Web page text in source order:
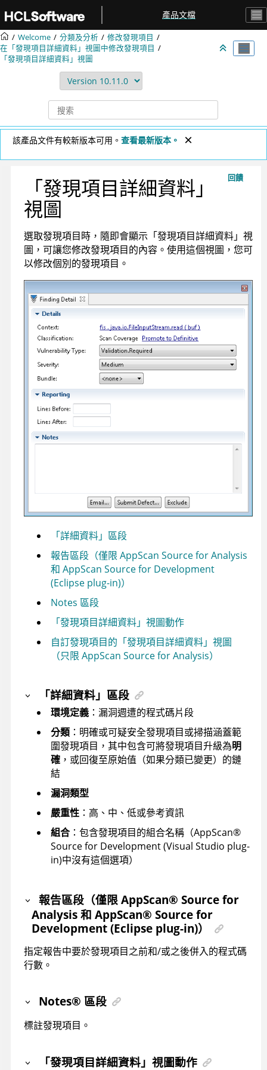
產品文檔
Welcome 分類及分析
修改發現項目
在「發現項目詳細資料」視圖中修改發現項目
「發現項目詳細資料」視圖
該產品文件有較新版本可用。 查看最新版本。
回饋
「發現項目詳細資料」
視圖
選取發現項目時，隨即會顯示「發現項目詳細資料」視
圖，可讓您修改發現項目的內容。使用這個視圖，您可
以修改個別的發現項目。
「詳細資料」區段
報告區段（僅限 AppScan Source for Analysis
和 AppScan Source for Development
(Eclipse plug-in)）
Notes 區段
「發現項目詳細資料」視圖動作
自訂發現項目的「發現項目詳細資料」視圖
（只限 AppScan Source for Analysis）
「詳細資料」區段
環境定義 ：漏洞週遭的程式碼片段
分類 ：明確或可疑安全發現項目或掃描涵蓋範
圍發現項目，其中包含可將發現項目升級為明
確 ，或回復至原始值（如果分類已變更）的鏈
結
漏洞類型
嚴重性 ：高、中、低或參考資訊
組合 ：包含發現項目的組合名稱（AppScan®
Source for Development (Visual Studio plug-
in)中沒有這個選項）
報告區段（僅限AppScan® Source for
Analysis 和AppScan® Source for
Development (Eclipse plug-in)）
指定報告中要於發現項目之前和/或之後併入的程式碼
行數。
Notes® 區段
標註發現項目。
「發現項目詳細資料」視圖動作